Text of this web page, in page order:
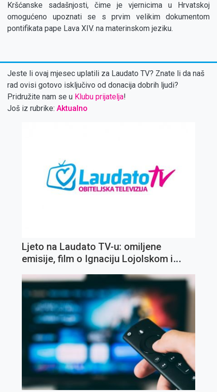
Kršćanske sadašnjosti, čime je vjernicima u Hrvatskoj
omogućeno upoznati se s prvim velikim dokumentom
pontifikata pape Lava XIV. na materinskom jeziku.
Jeste li ovaj mjesec uplatili za Laudato TV? Znate li da naš
rad ovisi gotovo isključivo od donacija dobrih ljudi?
Pridružite nam se u Klubu prijatelja!
Još iz rubrike: Aktualno
Ljeto na Laudato TV-u: omiljene
emisije, film o Ignaciju Lojolskom i